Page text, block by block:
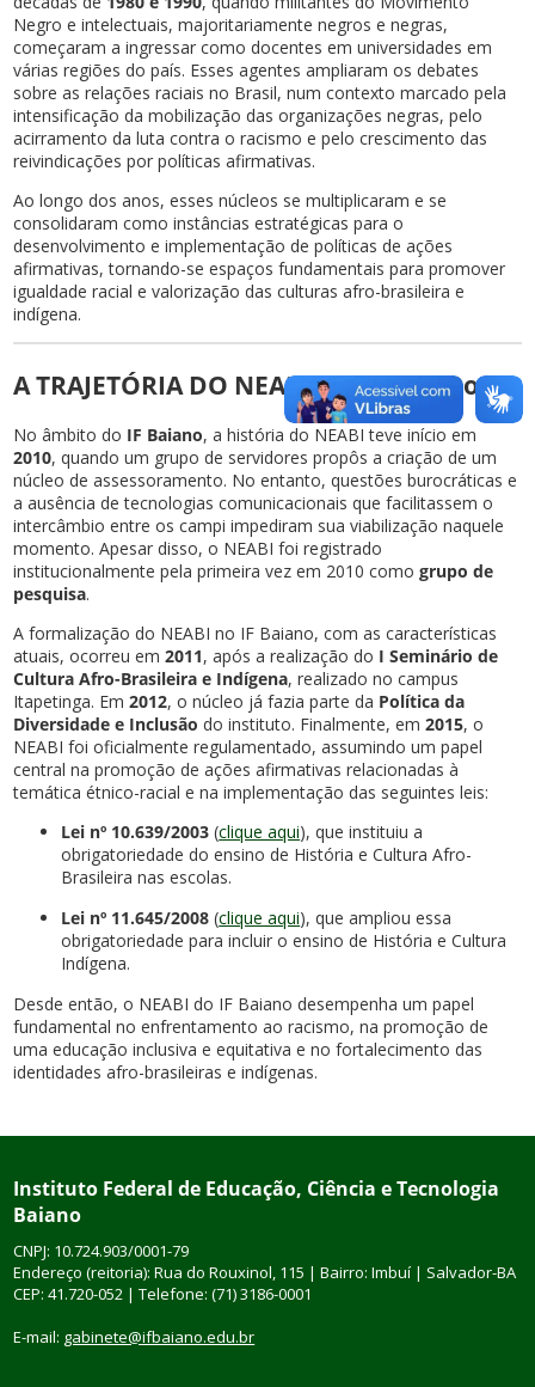
Negro e intelectuais, majoritariamente negros e negras,
começaram a ingressar como docentes em universidades em
várias regiões do país. Esses agentes ampliaram os debates
sobre as relações raciais no Brasil, num contexto marcado pela
intensificação da mobilização das organizações negras, pelo
acirramento da luta contra o racismo e pelo crescimento das
reivindicações por políticas afirmativas.
Ao longo dos anos, esses núcleos se multiplicaram e se
consolidaram como instâncias estratégicas para o
desenvolvimento e implementação de políticas de ações
afirmativas, tornando-se espaços fundamentais para promover
igualdade racial e valorização das culturas afro-brasileira e
indígena.
A TRAJETÓRIA DO NEABI NO IF Baiano
No âmbito do IF Baiano, a história do NEABI teve início em
2010, quando um grupo de servidores propôs a criação de um
núcleo de assessoramento. No entanto, questões burocráticas e
a ausência de tecnologias comunicacionais que facilitassem o
intercâmbio entre os campi impediram sua viabilização naquele
momento. Apesar disso, o NEABI foi registrado
institucionalmente pela primeira vez em 2010 comogrupo de
pesquisa.
A formalização do NEABI no IF Baiano, com as características
atuais, ocorreu em2011, após a realização do I Seminário de
Cultura Afro-Brasileira e Indígena, realizado no campus
Itapetinga. Em2012, o núcleo já fazia parte da Política da
Diversidade e Inclusão do instituto. Finalmente, em2015, o
NEABI foi oficialmente regulamentado, assumindo um papel
central na promoção de ações afirmativas relacionadas à
temática étnico-racial e na implementação das seguintes leis:
Lei nº 10.639/2003 (clique aqui), que instituiu a
obrigatoriedade do ensino de História e Cultura Afro-
Brasileira nas escolas.
Lei nº 11.645/2008 (clique aqui), que ampliou essa
obrigatoriedade para incluir o ensino de História e Cultura
Indígena.
Desde então, o NEABI do IF Baiano desempenha um papel
fundamental no enfrentamento ao racismo, na promoção de
uma educação inclusiva e equitativa e no fortalecimento das
identidades afro-brasileiras e indígenas.
Instituto Federal de Educação, Ciência e Tecnologia
Baiano
CNPJ: 10.724.903/0001-79
Endereço (reitoria): Rua do Rouxinol, 115 | Bairro: Imbuí | Salvador-BA
CEP: 41.720-052 | Telefone: (71) 3186-0001
E-mail: gabinete@ifbaiano.edu.br